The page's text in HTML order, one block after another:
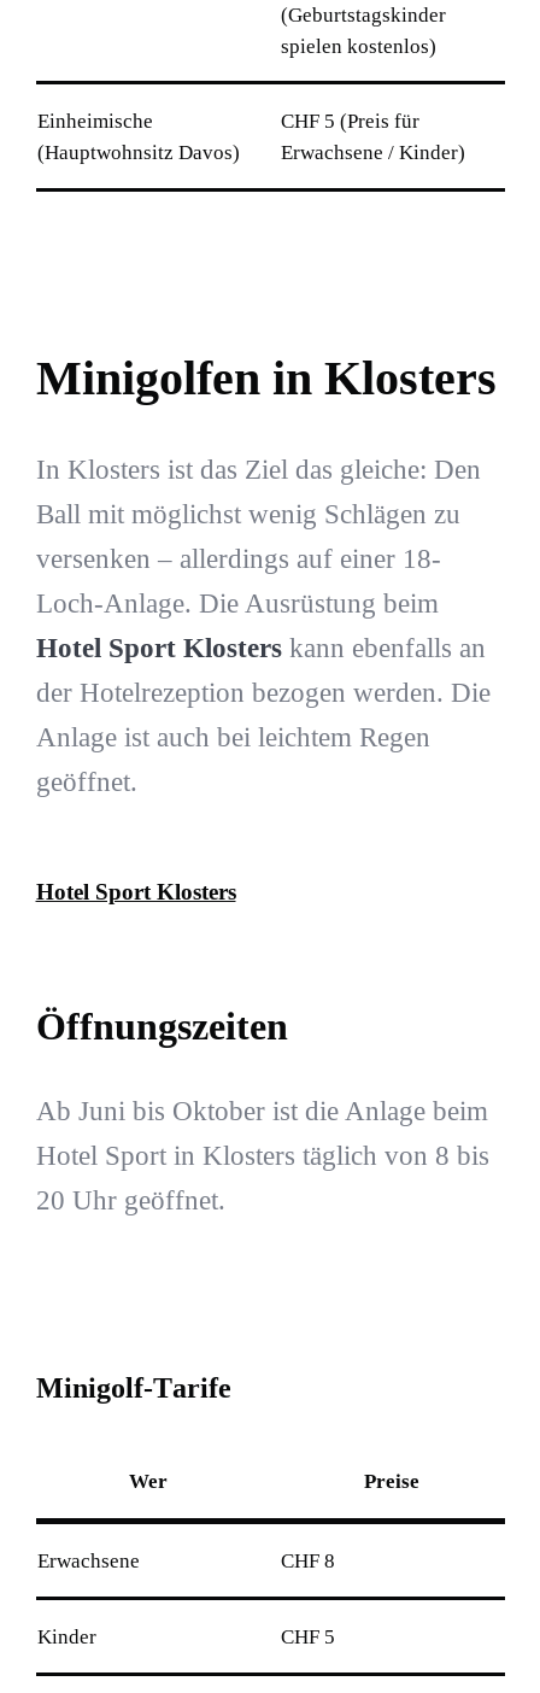
(Geburtstagskinder
spielen kostenlos)
Einheimische
(Hauptwohnsitz Davos)
CHF 5 (Preis für
Erwachsene / Kinder)
Minigolfen in Klosters
In Klosters ist das Ziel das gleiche: Den
Ball mit möglichst wenig Schlägen zu
versenken – allerdings auf einer 18-
Loch-Anlage. Die Ausrüstung beim
Hotel Sport Klosterskann ebenfalls an
der Hotelrezeption bezogen werden. Die
Anlage ist auch bei leichtem Regen
geöffnet.
Hotel Sport Klosters
Öffnungszeiten
Ab Juni bis Oktober ist die Anlage beim
Hotel Sport in Klosters täglich von 8 bis
20 Uhr geöffnet.
Minigolf-Tarife
Wer Preise
Erwachsene CHF 8
Kinder CHF 5